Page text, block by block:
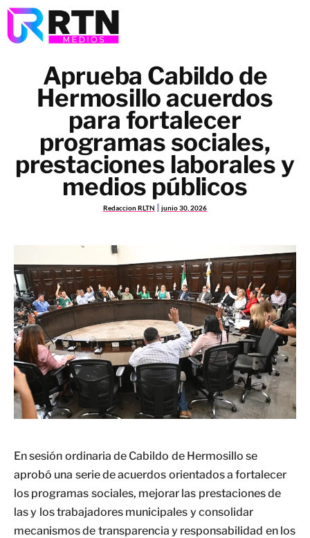
Aprueba Cabildo de
Hermosillo acuerdos
para fortalecer
programas sociales,
prestaciones laborales y
medios públicos
Redaccion RLTN junio 30, 2026
En sesión ordinaria de Cabildo de Hermosillo se
aprobó una serie de acuerdos orientados a fortalecer
los programas sociales, mejorar las prestaciones de
las y los trabajadores municipales y consolidar
mecanismos de transparencia y responsabilidad en los